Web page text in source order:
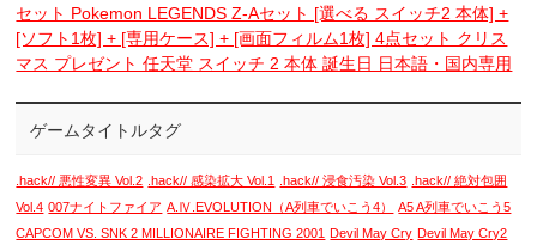
セット Pokemon LEGENDS Z-Aセット [選べる スイッチ2 本体] +
[ソフト1枚] + [専用ケース] + [画面フィルム1枚] 4点セット クリス
マス プレゼント 任天堂 スイッチ 2 本体 誕生日 日本語・国内専用
ゲームタイトルタグ
.hack// 悪性変異 Vol.2 .hack// 感染拡大 Vol.1 .hack// 浸食汚染 Vol.3 .hack// 絶対包囲
Vol.4 007ナイトファイア A.Ⅳ.EVOLUTION（A列車でいこう4）
A5 A列車でいこう5
CAPCOM VS. SNK 2 MILLIONAIRE FIGHTING 2001 Devil May Cry Devil May Cry2